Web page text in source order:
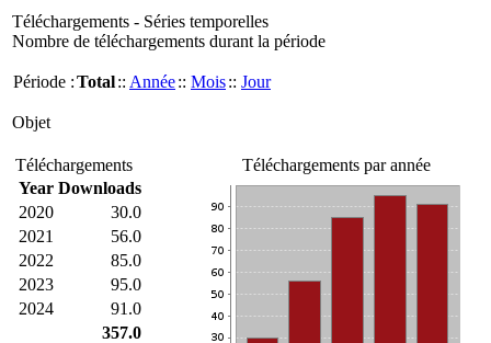
Téléchargements - Séries temporelles
Nombre de téléchargements durant la période
Période :Total:: Année:: Mois:: Jour
Objet
Téléchargements
Year Downloads
2020
30.0
2021
56.0
2022
85.0
2023
95.0
2024
91.0
357.0
Téléchargements par année